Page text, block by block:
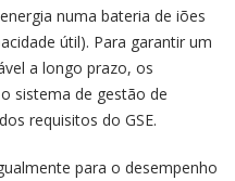
numa bateria de iões
útil). Para garantir um
a longo prazo, os
sistema de gestão de
requisitos do GSE.
para o desempenho